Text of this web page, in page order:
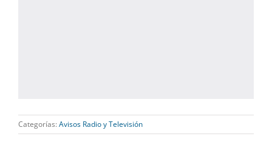
Categorías: Avisos Radio y Televisión